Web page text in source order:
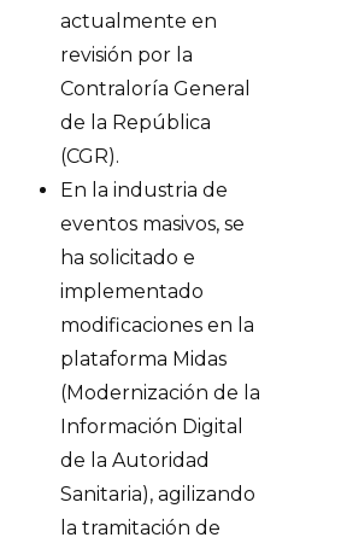
actualmente en
revisión por la
Contraloría General
de la República
(CGR).
En la industria de
eventos masivos, se
ha solicitado e
implementado
modificaciones en la
plataforma Midas
(Modernización de la
Información Digital
de la Autoridad
Sanitaria), agilizando
la tramitación de